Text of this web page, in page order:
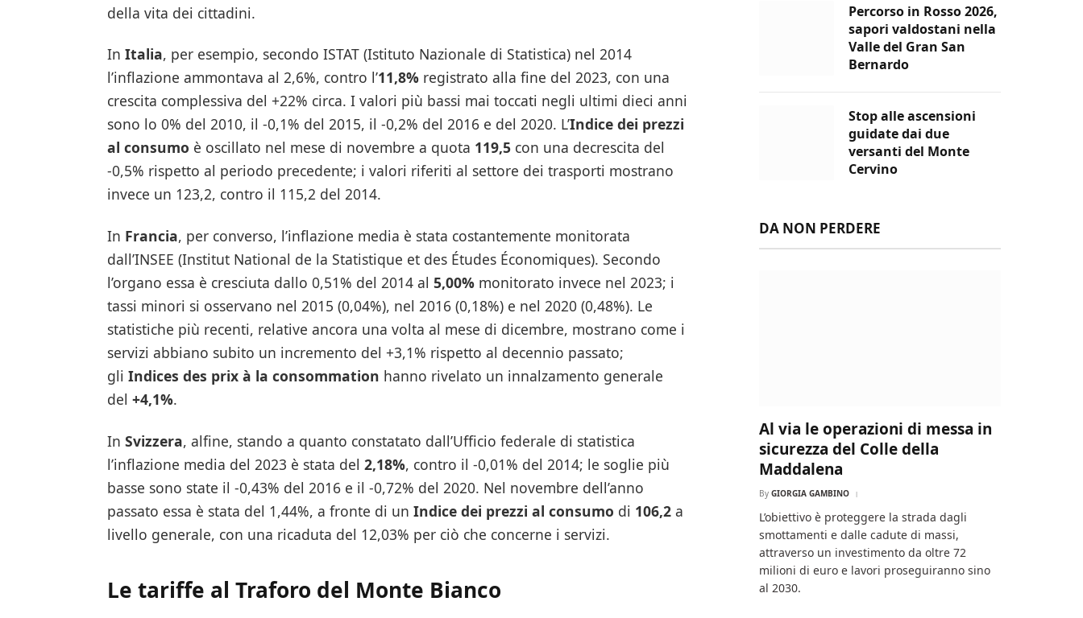
della vita dei cittadini.
In Italia, per esempio, secondo ISTAT (Istituto Nazionale di Statistica) nel 2014
l’inflazione ammontava al 2,6%, contro l’11,8%registrato alla fine del 2023, con una
crescita complessiva del +22% circa. I valori più bassi mai toccati negli ultimi dieci anni
sono lo 0% del 2010, il -0,1% del 2015, il -0,2% del 2016 e del 2020. L’Indice dei prezzi
al consumo è oscillato nel mese di novembre a quota 119,5con una decrescita del
-0,5% rispetto al periodo precedente; i valori riferiti al settore dei trasporti mostrano
invece un 123,2, contro il 115,2 del 2014.
In Francia, per converso, l’inflazione media è stata costantemente monitorata
dall’INSEE (Institut National de la Statistique et des Études Économiques). Secondo
l’organo essa è cresciuta dallo 0,51% del 2014 al 5,00%monitorato invece nel 2023; i
tassi minori si osservano nel 2015 (0,04%), nel 2016 (0,18%) e nel 2020 (0,48%). Le
statistiche più recenti, relative ancora una volta al mese di dicembre, mostrano come i
servizi abbiano subito un incremento del +3,1% rispetto al decennio passato;
gli Indices des prix à la consommation hanno rivelato un innalzamento generale
del +4,1%.
In Svizzera, alfine, stando a quanto constatato dall’Ufficio federale di statistica
l’inflazione media del 2023 è stata del 2,18%, contro il -0,01% del 2014; le soglie più
basse sono state il -0,43% del 2016 e il -0,72% del 2020. Nel novembre dell’anno
passato essa è stata del 1,44%, a fronte di un Indice dei prezzi al consumo di 106,2a
livello generale, con una ricaduta del 12,03% per ciò che concerne i servizi.
Le tariffe al Traforo del Monte Bianco
Percorso in Rosso 2026,
sapori valdostani nella
Valle del Gran San
Bernardo
Stop alle ascensioni
guidate dai due
versanti del Monte
Cervino
DA NON PERDERE
Al via le operazioni di messa in
sicurezza del Colle della
Maddalena
By GIORGIA GAMBINO
L’obiettivo è proteggere la strada dagli
smottamenti e dalle cadute di massi,
attraverso un investimento da oltre 72
milioni di euro e lavori proseguiranno sino
al 2030.